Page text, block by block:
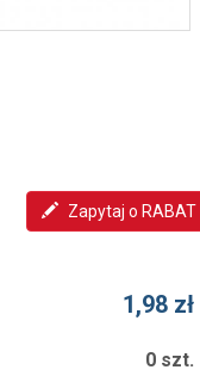
Zapytaj o RABAT
1,98 zł
0 szt.